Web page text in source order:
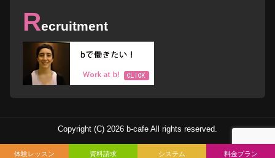
Recruitment
Copyright (C) 2026 b-cafe All rights reserved.
体験レッスン 資料請求 システム 料金プラン